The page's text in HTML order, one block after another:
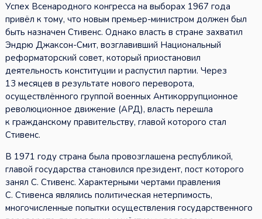
Успех Всенародного конгресса на выборах 1967 года
привёл к тому, что новым премьер-министром должен был
быть назначен Стивенс. Однако власть в стране захватил
Эндрю Джаксон-Смит, возглавивший Национальный
реформаторский совет, который приостановил
деятельность конституции и распустил партии. Через
13 месяцев в результате нового переворота,
осуществлённого группой военных Антикоррупционное
революционное движение (АРД), власть перешла
к гражданскому правительству, главой которого стал
Стивенс.
В 1971 году страна была провозглашена республикой,
главой государства становился президент, пост которого
занял С. Стивенс. Характерными чертами правления
С. Стивенса являлись политическая нетерпимость,
многочисленные попытки осуществления государственного